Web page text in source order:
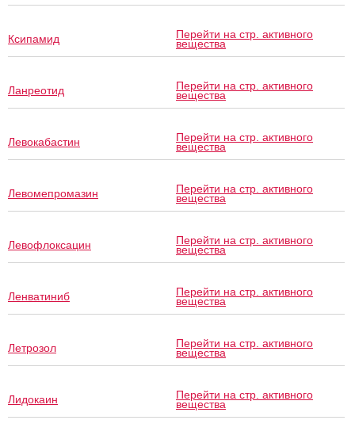
Ксипамид Перейти на стр. активного
вещества
Ланреотид Перейти на стр. активного
вещества
Левокабастин Перейти на стр. активного
вещества
Левомепромазин Перейти на стр. активного
вещества
Левофлоксацин Перейти на стр. активного
вещества
Ленватиниб Перейти на стр. активного
вещества
Летрозол Перейти на стр. активного
вещества
Лидокаин Перейти на стр. активного
вещества